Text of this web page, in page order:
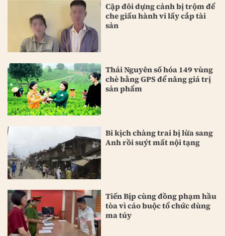
Cặp đôi dựng cảnh bị trộm để
che giấu hành vi lấy cắp tài
sản
Thái Nguyên số hóa 149 vùng
chè bằng GPS để nâng giá trị
sản phẩm
Bi kịch chàng trai bị lừa sang
Anh rồi suýt mất nội tạng
Tiến Bịp cùng đồng phạm hầu
tòa vì cáo buộc tổ chức dùng
ma túy